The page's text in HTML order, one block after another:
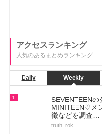
アクセスランキング
人気のあるまとめランキング
Daily Weekly
1
SEVENTEENの
MINITEEN♡メ
徴などを調査…
truth_rok